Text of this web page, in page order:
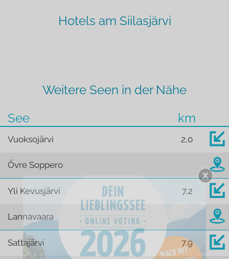
Hotels am Siilasjärvi
Weitere Seen in der Nähe
See
km
Vuoksojärvi 2,0
Övre Soppero
Yli Kevusjärvi 7,2
Lannavaara
Sattajärvi 7,9